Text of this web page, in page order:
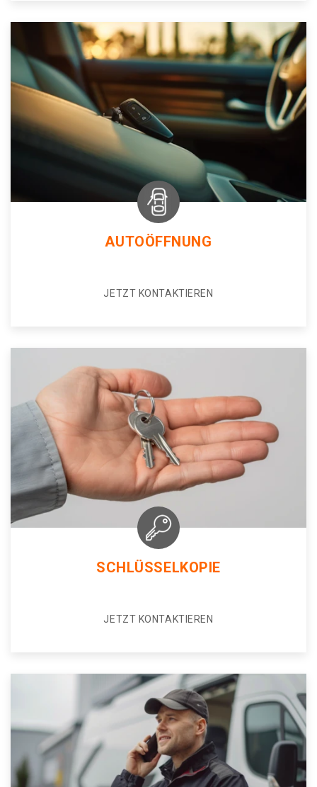
AUTOÖFFNUNG
JETZT KONTAKTIEREN
SCHLÜSSELKOPIE
JETZT KONTAKTIEREN